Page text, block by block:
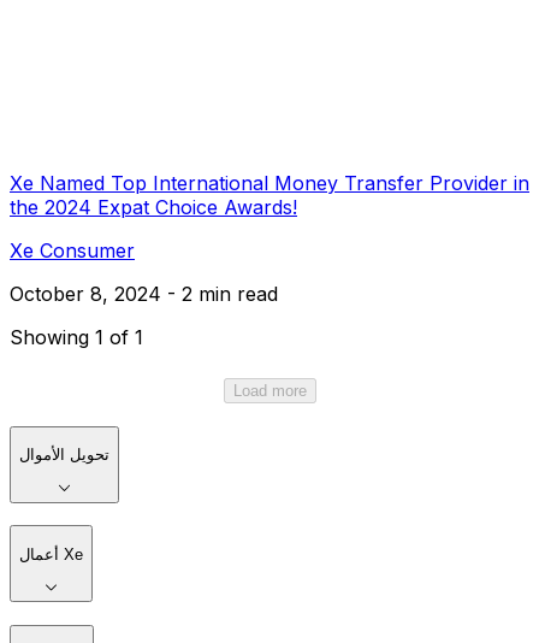
Xe Named Top International Money Transfer Provider in
the 2024 Expat Choice Awards!
Xe Consumer
October 8, 2024 - 2 min read
Showing 1 of 1
Load more
تحويل الأموال
أعمال Xe